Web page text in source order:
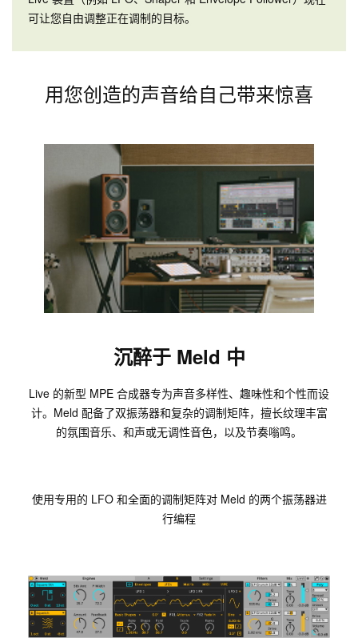
可让您自由调整正在调制的目标。
用您创造的声音给自己带来惊喜
沉醉于 Meld 中
Live 的新型 MPE 合成器专为声音多样性、趣味性和个性而设
计。Meld 配备了双振荡器和复杂的调制矩阵，擅长纹理丰富
的氛围音乐、和声或无调性音色，以及节奏嗡鸣。
使用专用的 LFO 和全面的调制矩阵对 Meld 的两个振荡器进
行编程